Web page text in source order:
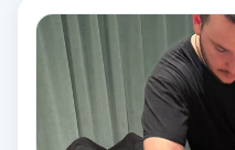
Frekvensterapi
Friskvård